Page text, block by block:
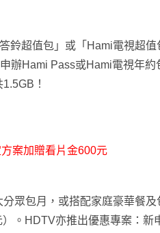
鈴超值包」或「Hami電視超
辦Hami Pass或Hami電視年
！
案加贈看片金600元
眾包月，或搭配家庭豪華餐
。HDTV亦推出優惠專案：新